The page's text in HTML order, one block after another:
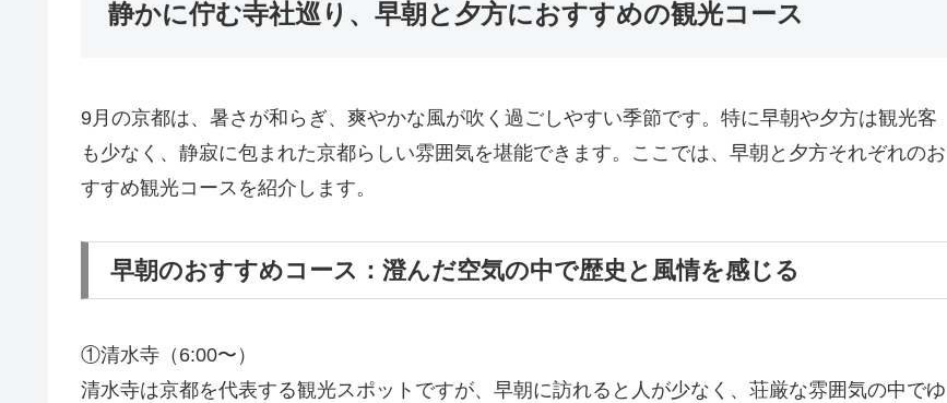
静かに佇む寺社巡り、早朝と夕方におすすめの観光コース
9月の京都は、暑さが和らぎ、爽やかな風が吹く過ごしやすい季節です。特に早朝や夕方は観光客
も少なく、静寂に包まれた京都らしい雰囲気を堪能できます。ここでは、早朝と夕方それぞれのお
すすめ観光コースを紹介します。
早朝のおすすめコース：澄んだ空気の中で歴史と風情を感じる
①清水寺（6:00〜）
清水寺は京都を代表する観光スポットですが、早朝に訪れると人が少なく、荘厳な雰囲気の中でゆ